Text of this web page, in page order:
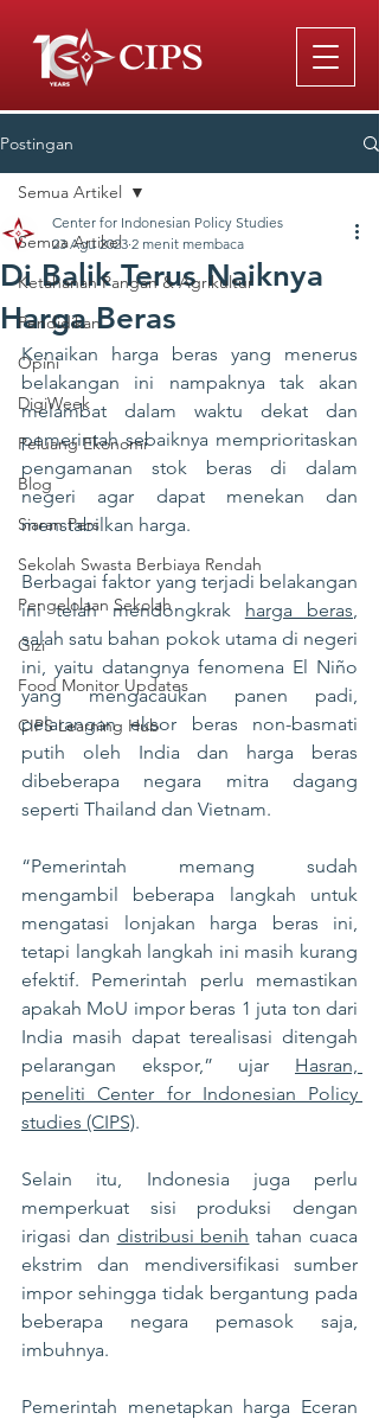
Postingan
Semua Artikel
Ketahanan Pangan & Agrikultur
Pendidikan
Opini
DigiWeek
Peluang Ekonomi
Blog
Siaran Pers
Sekolah Swasta Berbiaya Rendah
Pengelolaan Sekolah
Gizi
Food Monitor Updates
CIPS Learning Hub
Semua Artikel
Di Balik Terus Naiknya
Harga Beras
Center for Indonesian Policy Studies
23 Agu 2023 2 menit membaca
Kenaikan harga beras yang menerus
belakangan ini nampaknya tak akan
melambat dalam waktu dekat dan
pemerintah sebaiknya memprioritaskan
pengamanan stok beras di dalam
negeri agar dapat menekan dan
menstabilkan harga.
Berbagai faktor yang terjadi belakangan
ini telah mendongkrak harga beras,
salah satu bahan pokok utama di negeri
ini, yaitu datangnya fenomena El Niño
yang mengacaukan panen padi,
pelarangan eksor beras non-basmati
putih oleh India dan harga beras
dibeberapa negara mitra dagang
seperti Thailand dan Vietnam.
“Pemerintah memang sudah
mengambil beberapa langkah untuk
mengatasi lonjakan harga beras ini,
tetapi langkah langkah ini masih kurang
efektif. Pemerintah perlu memastikan
apakah MoU impor beras 1 juta ton dari
India masih dapat terealisasi ditengah
pelarangan ekspor,”
ujar Hasran,
peneliti Center for Indonesian Policy
studies (CIPS).
Selain itu, Indonesia juga perlu
memperkuat sisi produksi dengan
irigasi dan distribusi benih tahan cuaca
ekstrim dan mendiversifikasi sumber
impor sehingga tidak bergantung pada
beberapa negara pemasok saja,
imbuhnya.
Pemerintah menetapkan harga Eceran